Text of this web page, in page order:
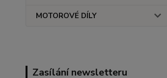
MOTOROVÉ DÍLY
Zasílání newsletteru